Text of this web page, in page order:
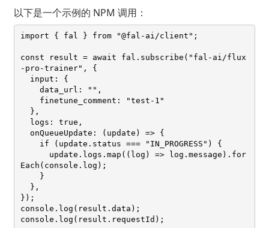
以下是一个示例的 NPM 调用：
import { fal } from "@fal-ai/client";
const result = await fal.subscribe("fal-ai/flux
-pro-trainer", {
Each(console.log);
});
console.log(result.data);